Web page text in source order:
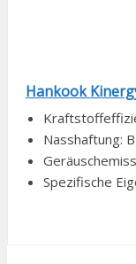
Hankook
Nasshaftung: B
Spezifische